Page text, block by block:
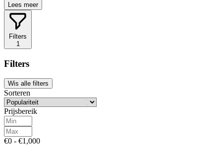
Lees meer
Filters
1
Filters
Wis alle filters
Sorteren
Prijsbereik
€0 - €1,000